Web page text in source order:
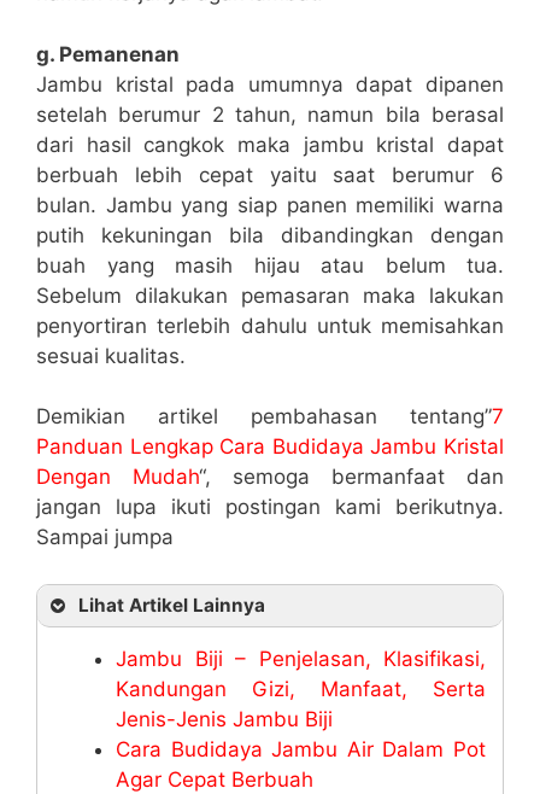
g. Pemanenan
Jambu kristal pada umumnya dapat dipanen
setelah berumur 2 tahun, namun bila berasal
dari hasil cangkok maka jambu kristal dapat
berbuah lebih cepat yaitu saat berumur 6
bulan. Jambu yang siap panen memiliki warna
putih kekuningan bila dibandingkan dengan
buah yang masih hijau atau belum tua.
Sebelum dilakukan pemasaran maka lakukan
penyortiran terlebih dahulu untuk memisahkan
sesuai kualitas.
Demikian artikel pembahasan tentang”7
Panduan Lengkap Cara Budidaya Jambu Kristal
Dengan Mudah“, semoga bermanfaat dan
jangan lupa ikuti postingan kami berikutnya.
Sampai jumpa
Lihat Artikel Lainnya
Jambu Biji – Penjelasan, Klasifikasi,
Kandungan Gizi, Manfaat, Serta
Jenis-Jenis Jambu Biji
Cara Budidaya Jambu Air Dalam Pot
Agar Cepat Berbuah